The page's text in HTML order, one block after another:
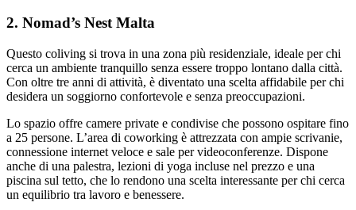
2. Nomad’s Nest Malta
Questo coliving si trova in una zona più residenziale, ideale per chi
cerca un ambiente tranquillo senza essere troppo lontano dalla città.
Con oltre tre anni di attività, è diventato una scelta affidabile per chi
desidera un soggiorno confortevole e senza preoccupazioni.
Lo spazio offre camere private e condivise che possono ospitare fino
a 25 persone. L’area di coworking è attrezzata con ampie scrivanie,
connessione internet veloce e sale per videoconferenze. Dispone
anche di una palestra, lezioni di yoga incluse nel prezzo e una
piscina sul tetto, che lo rendono una scelta interessante per chi cerca
un equilibrio tra lavoro e benessere.